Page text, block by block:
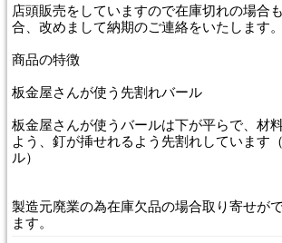
店頭販売をしていますので在庫切れの場合
合、改めまして納期のご連絡をいたします。
商品の特徴
板金屋さんが使う先割れバール
板金屋さんが使うバールは下が平らで、材
よう、釘が挿せれるよう先割れしています
ル）
製造元廃業の為在庫欠品の場合取り寄せが
ます。